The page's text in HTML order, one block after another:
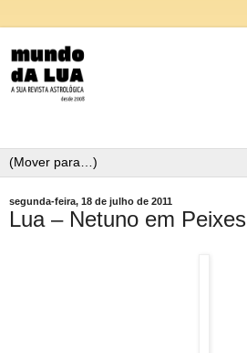
segunda-feira, 18 de julho de 2011
Lua – Netuno em Peixes